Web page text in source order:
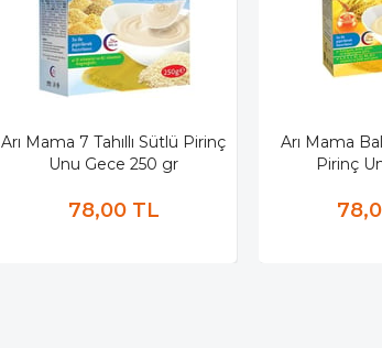
Arı Mama 7 Tahıllı Sütlü Pirinç
Unu Gece 250 gr
78,00 TL
Arı Mama
Pirinç